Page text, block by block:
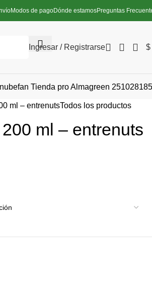
Modos de pagoDónde estamosPreguntas
Ingresar / Registrarse $
ml – entrenutsTodos los productos
ml – entrenuts